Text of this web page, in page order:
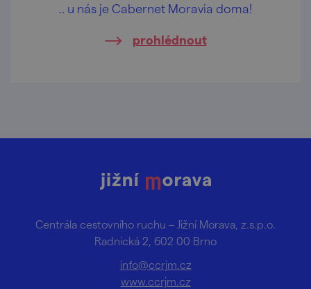
.. u nás je Cabernet Moravia doma!
prohlédnout
Centrála cestovního ruchu – Jižní Morava, z.s.p.o.
Radnická 2, 602 00 Brno
info@ccrjm.cz
www.ccrjm.cz